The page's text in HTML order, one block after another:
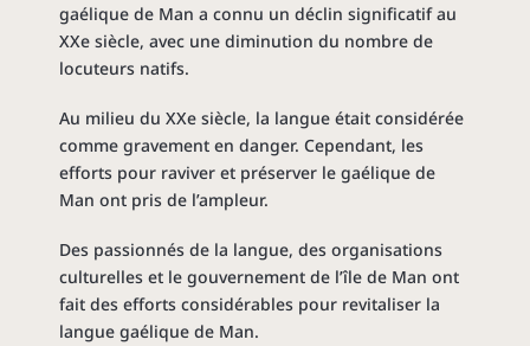
gaélique de Man a connu un déclin significatif au
XXe siècle, avec une diminution du nombre de
locuteurs natifs.
Au milieu du XXe siècle, la langue était considérée
comme gravement en danger. Cependant, les
efforts pour raviver et préserver le gaélique de
Man ont pris de l’ampleur.
Des passionnés de la langue, des organisations
culturelles et le gouvernement de l’île de Man ont
fait des efforts considérables pour revitaliser la
langue gaélique de Man.